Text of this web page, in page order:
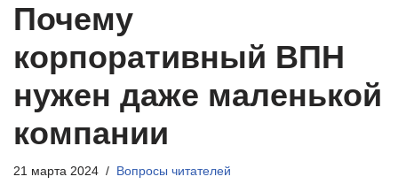
Почему
корпоративный ВПН
нужен даже маленькой
компании
21 марта 2024 Вопросы читателей